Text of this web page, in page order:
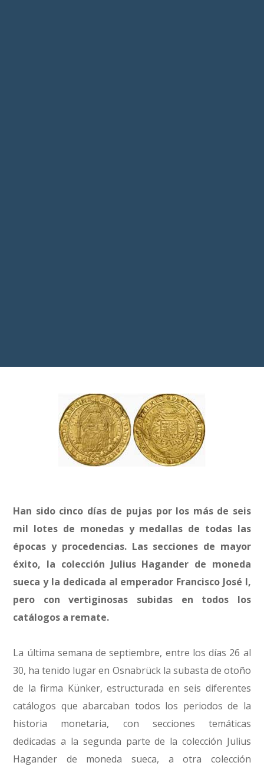
Han sido cinco días de pujas por los más de seis
mil lotes de monedas y medallas de todas las
épocas y procedencias. Las secciones de mayor
éxito, la colección Julius Hagander de moneda
sueca y la dedicada al emperador Francisco José I,
pero con vertiginosas subidas en todos los
catálogos a remate.
La última semana de septiembre, entre los días 26 al
30, ha tenido lugar en Osnabrück la subasta de otoño
de la firma Künker, estructurada en seis diferentes
catálogos que abarcaban todos los periodos de la
historia monetaria, con secciones temáticas
dedicadas a la segunda parte de la colección Julius
Hagander de moneda sueca, a otra colección